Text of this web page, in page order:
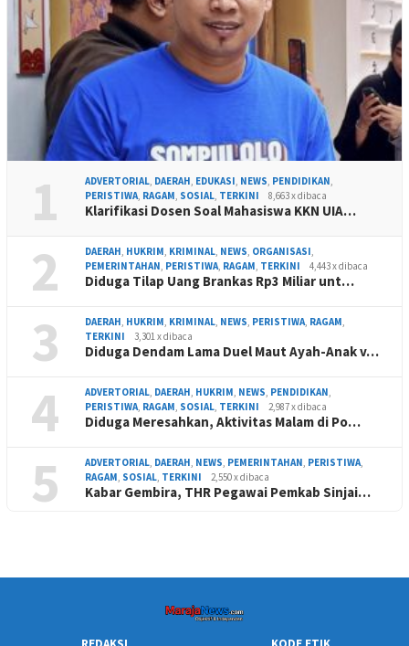
1 ADVERTORIAL, DAERAH, EDUKASI, NEWS, PENDIDIKAN,
PERISTIWA, RAGAM, SOSIAL, TERKINI 8,663 x dibaca
Klarifikasi Dosen Soal Mahasiswa KKN UIA…
2 DAERAH, HUKRIM, KRIMINAL, NEWS, ORGANISASI,
PEMERINTAHAN, PERISTIWA, RAGAM, TERKINI 4,443 x dibaca
Diduga Tilap Uang Brankas Rp3 Miliar unt…
3 DAERAH, HUKRIM, KRIMINAL, NEWS, PERISTIWA, RAGAM,
TERKINI
3,301 x dibaca
Diduga Dendam Lama Duel Maut Ayah-Anak v…
4 ADVERTORIAL, DAERAH, HUKRIM, NEWS, PENDIDIKAN,
PERISTIWA, RAGAM, SOSIAL, TERKINI 2,987 x dibaca
Diduga Meresahkan, Aktivitas Malam di Po…
5 ADVERTORIAL, DAERAH, NEWS, PEMERINTAHAN, PERISTIWA,
RAGAM, SOSIAL, TERKINI 2,550 x dibaca
Kabar Gembira, THR Pegawai Pemkab Sinjai…